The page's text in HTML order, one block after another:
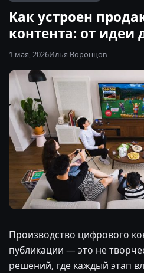
Как устроен
контента: от идеи
1 мая, 2026Илья Воронцов
Производство цифрового
публикации — это не
решений, где каждый этап